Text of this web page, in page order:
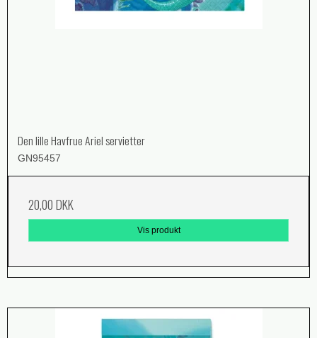
Den lille Havfrue Ariel servietter
GN95457
20,00 DKK
Vis produkt